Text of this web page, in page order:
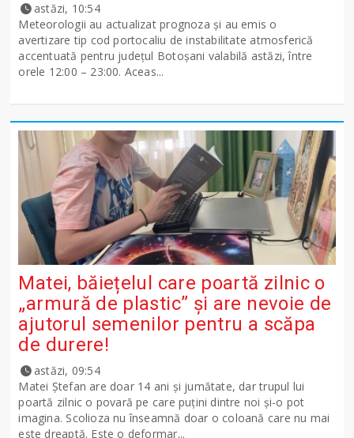
astăzi, 10:54
Meteorologii au actualizat prognoza și au emis o
avertizare tip cod portocaliu de instabilitate atmosferică
accentuată pentru județul Botoșani valabilă astăzi, între
orele 12:00 – 23:00. Aceas...
Matei, băiețelul care poartă zilnic o
„armură de plastic” și are nevoie de
ajutorul semenilor pentru a scăpa
de durere!
astăzi, 09:54
Matei Ștefan are doar 14 ani și jumătate, dar trupul lui
poartă zilnic o povară pe care puțini dintre noi și-o pot
imagina. Scolioza nu înseamnă doar o coloană care nu mai
este dreaptă. Este o deformar...